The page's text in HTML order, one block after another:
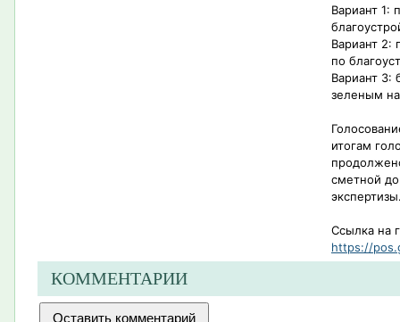
Вариант 1:
Вариант 2:
по
Вариант 3:
зеленым
итогам
сметной
Ссылка на
https://
КОММЕНТАРИИ